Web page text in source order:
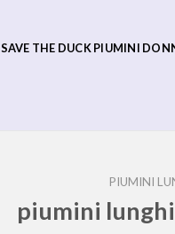
SAVE THE DUCK PIUMINI
PIUMINI
piumini